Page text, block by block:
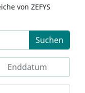
von ZEFYS
Suchen